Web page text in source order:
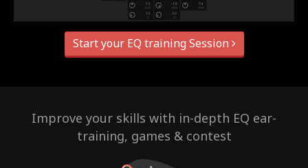
Start your EQ training Session
Improve your skills with in-depth EQ ear-
training, games & contest